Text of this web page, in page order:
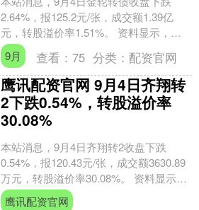
2.64%，报125.2元/张，成交额1.39亿
元，转股溢价率1.51%。 资料显示，金
轮转债信用级别为“AA-”，债券期限6....
9月 查看：75 分类： 配资官网
鹰讯配资官网 9月4日齐翔转
2下跌0.54%，转股溢价率
30.08%
本站消息，9月4日齐翔转2收盘下跌
0.54%，报120.43元/张，成交额3630.89
万元，转股溢价率30.08%。 资料显示，
齐翔转2信用级别为“AA”，债....
鹰讯配资官网